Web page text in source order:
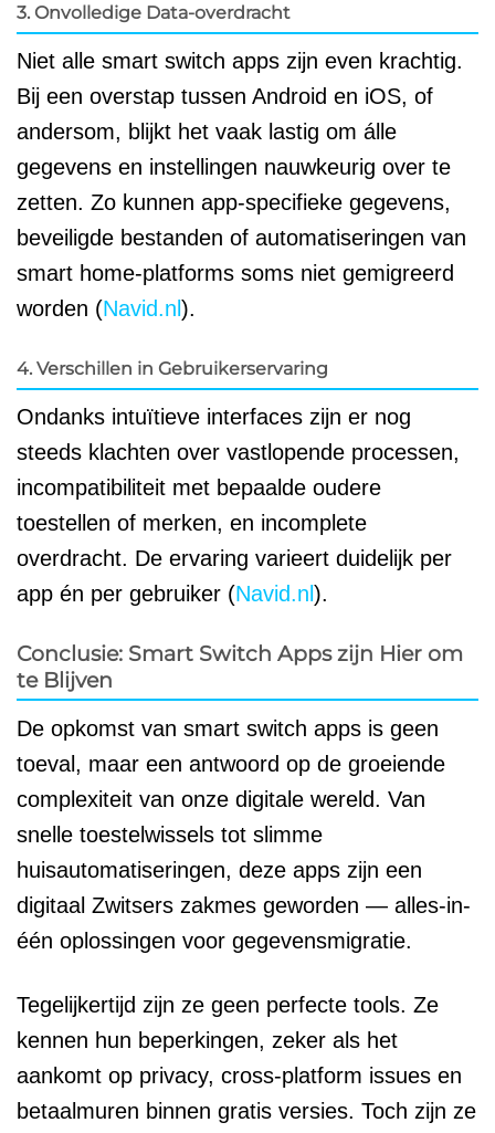
3. Onvolledige Data-overdracht
Niet alle smart switch apps zijn even krachtig.
Bij een overstap tussen Android en iOS, of
andersom, blijkt het vaak lastig om álle
gegevens en instellingen nauwkeurig over te
zetten. Zo kunnen app-specifieke gegevens,
beveiligde bestanden of automatiseringen van
smart home-platforms soms niet gemigreerd
worden (Navid.nl ).
4. Verschillen in Gebruikerservaring
Ondanks intuïtieve interfaces zijn er nog
steeds klachten over vastlopende processen,
incompatibiliteit met bepaalde oudere
toestellen of merken, en incomplete
overdracht. De ervaring varieert duidelijk per
app én per gebruiker (Navid.nl ).
Conclusie: Smart Switch Apps zijn Hier om
te Blijven
De opkomst van smart switch apps is geen
toeval, maar een antwoord op de groeiende
complexiteit van onze digitale wereld. Van
snelle toestelwissels tot slimme
huisautomatiseringen, deze apps zijn een
digitaal Zwitsers zakmes geworden — alles-in-
één oplossingen voor gegevensmigratie.
Tegelijkertijd zijn ze geen perfecte tools. Ze
kennen hun beperkingen, zeker als het
aankomt op privacy, cross-platform issues en
betaalmuren binnen gratis versies. Toch zijn ze